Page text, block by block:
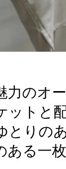
力のオ
ットと
とりの
ある一